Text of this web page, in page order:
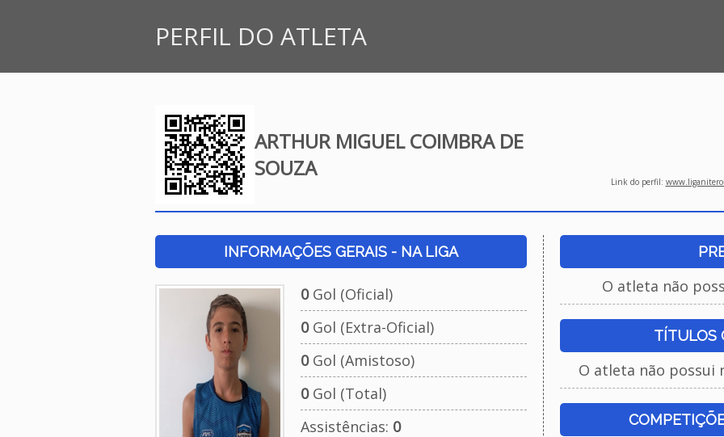
PERFIL DO ATLETA
ARTHUR MIGUEL COIMBRA DE
SOUZA
Link do perfil:
INFORMAÇÕES GERAIS - NA LIGA
0Gol (Oficial)
0Gol (Extra-Oficial)
0Gol (Amistoso)
0Gol (Total)
Assistências: 0
O atleta não
TÍTULOS
O atleta não possui